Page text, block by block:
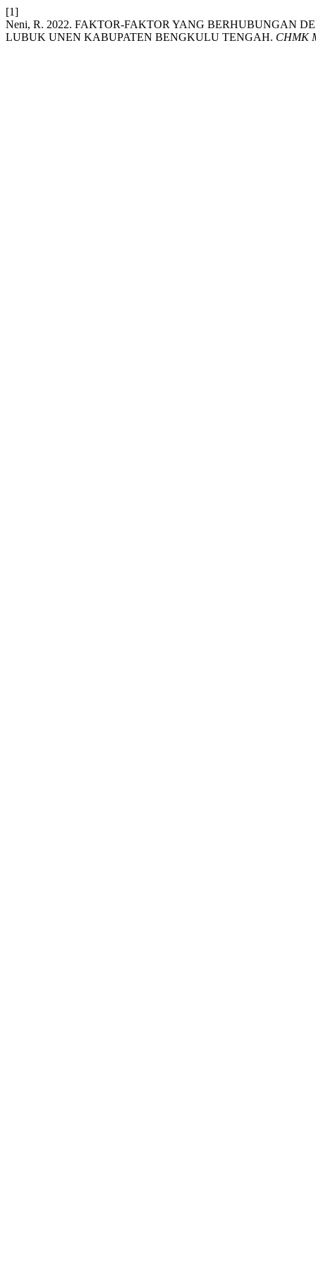
[1]
Neni, R. 2022. FAKTOR-FAKTOR YANG BERHUBUNGAN
LUBUK UNEN KABUPATEN BENGKULU TENGAH. CHMK